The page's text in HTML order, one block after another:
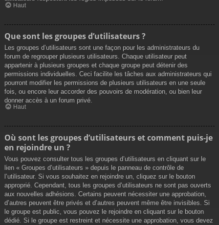
Haut
Que sont les groupes d’utilisateurs ?
Les groupes d’utilisateurs sont une façon pour les administrateurs du
forum de regrouper plusieurs utilisateurs. Chaque utilisateur peut
appartenir à plusieurs groupes et chaque groupe peut détenir des
permissions individuelles. Ceci facilite les tâches aux administrateurs qui
pourront modifier les permissions de plusieurs utilisateurs en une seule
fois, ou encore leur accorder des pouvoirs de modération, ou bien leur
donner accès à un forum privé.
Haut
Où sont les groupes d’utilisateurs et comment puis-je
en rejoindre un ?
Vous pouvez consulter tous les groupes d’utilisateurs en cliquant sur le
lien « Groupes d’utilisateurs » depuis le panneau de contrôle de
l’utilisateur. Si vous souhaitez en rejoindre un, cliquez sur le bouton
approprié. Cependant, tous les groupes d’utilisateurs ne sont pas ouverts
aux nouvelles adhésions. Certains peuvent nécessiter une approbation,
d’autres peuvent être privés et d’autres peuvent même être invisibles. Si
le groupe est public, vous pouvez le rejoindre en cliquant sur le bouton
dédié. Si le groupe est restreint et nécessite une approbation, vous devez